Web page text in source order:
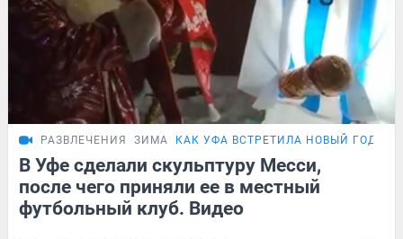
РАЗВЛЕЧЕНИЯ ЗИМА КАК УФА ВСТРЕТИЛА НОВЫЙ ГОД
В Уфе сделали скульптуру Месси,
после чего приняли ее в местный
футбольный клуб. Видео